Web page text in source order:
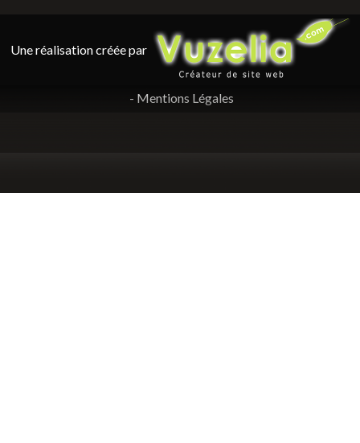
Une réalisation créée par
- Mentions Légales